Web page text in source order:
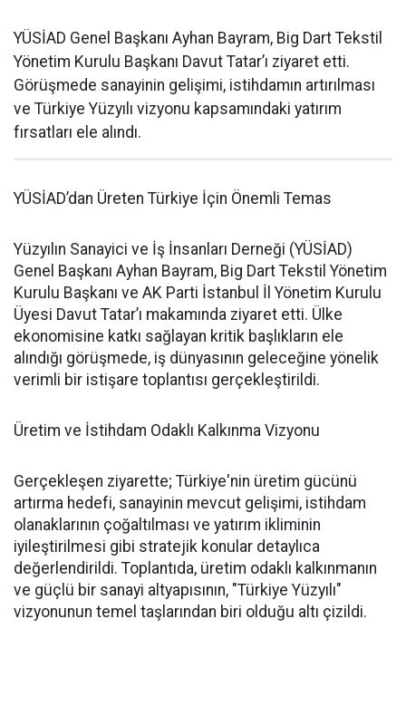
YÜSİAD Genel Başkanı Ayhan Bayram, Big Dart Tekstil
Yönetim Kurulu Başkanı Davut Tatar’ı ziyaret etti.
Görüşmede sanayinin gelişimi, istihdamın artırılması
ve Türkiye Yüzyılı vizyonu kapsamındaki yatırım
fırsatları ele alındı.
YÜSİAD’dan Üreten Türkiye İçin Önemli Temas
Yüzyılın Sanayici ve İş İnsanları Derneği (YÜSİAD)
Genel Başkanı Ayhan Bayram, Big Dart Tekstil Yönetim
Kurulu Başkanı ve AK Parti İstanbul İl Yönetim Kurulu
Üyesi Davut Tatar’ı makamında ziyaret etti. Ülke
ekonomisine katkı sağlayan kritik başlıkların ele
alındığı görüşmede, iş dünyasının geleceğine yönelik
verimli bir istişare toplantısı gerçekleştirildi.
Üretim ve İstihdam Odaklı Kalkınma Vizyonu
Gerçekleşen ziyarette; Türkiye'nin üretim gücünü
artırma hedefi, sanayinin mevcut gelişimi, istihdam
olanaklarının çoğaltılması ve yatırım ikliminin
iyileştirilmesi gibi stratejik konular detaylıca
değerlendirildi. Toplantıda, üretim odaklı kalkınmanın
ve güçlü bir sanayi altyapısının, "Türkiye Yüzyılı"
vizyonunun temel taşlarından biri olduğu altı çizildi.